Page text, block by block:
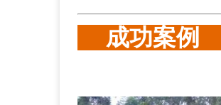
成功案